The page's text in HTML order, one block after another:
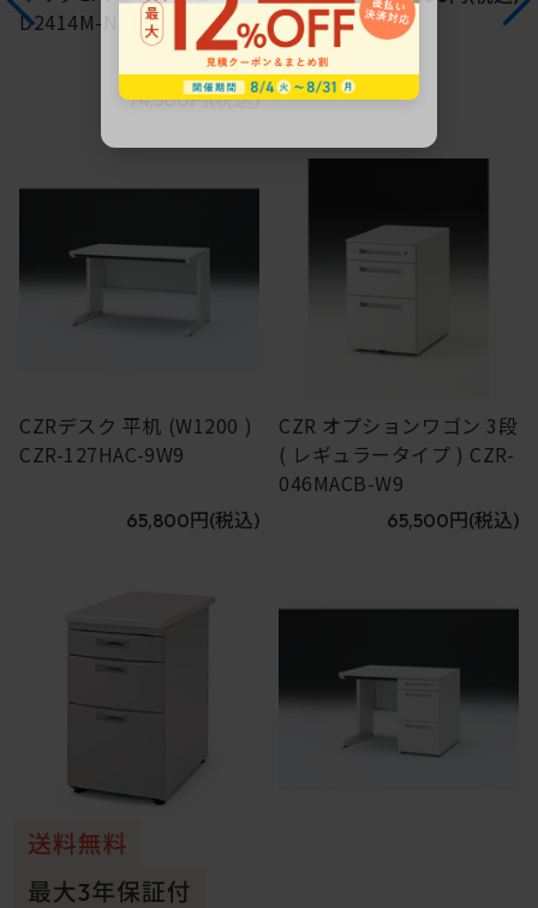
D2414M-NA
アウトレット
149,000円(税込)
74,500円(税込)
CZRデスク 平机 (W1200 )
CZR-127HAC-9W9
65,800円 (税込)
CZR オプションワゴン 3段
( レギュラータイプ ) CZR-
046MACB-W9
65,500円 (税込)